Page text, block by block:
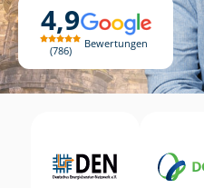
4,9
786
Bewertungen